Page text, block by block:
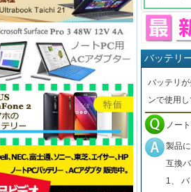
バッテリ
バッテリ
ンで使用
ノー
製品
互換
1、